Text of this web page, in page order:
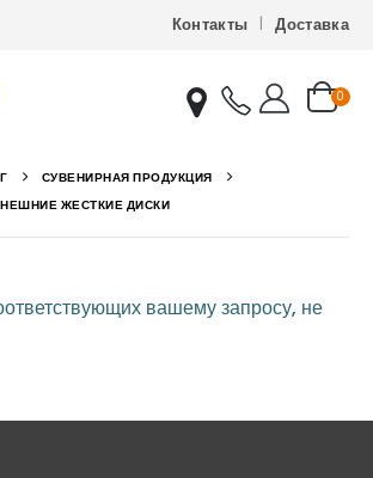
Контакты Доставка
0
СУВЕНИРНАЯ ПРОДУКЦИЯ
ЖЕСТКИЕ ДИСКИ
вашему запросу, не